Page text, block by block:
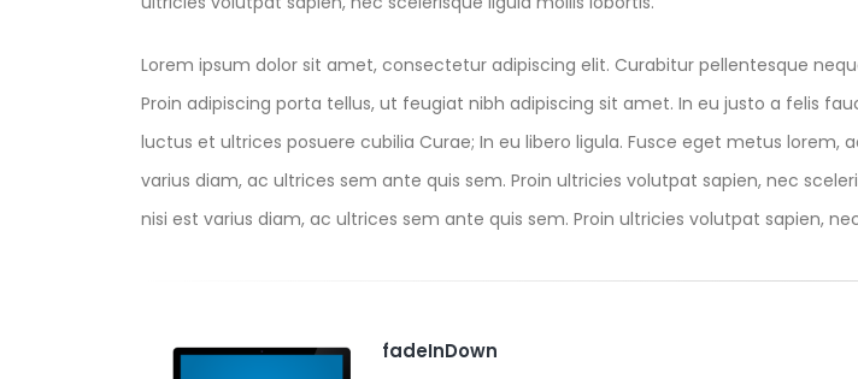
Lorem ipsum dolor sit amet, consectetur adipiscing elit. Curabitur pellentesque
Proin adipiscing porta tellus, ut feugiat nibh adipiscing sit amet. In eu justo a felis
luctus et ultrices posuere cubilia Curae; In eu libero ligula. Fusce eget metus lorem,
varius diam, ac ultrices sem ante quis sem. Proin ultricies volutpat sapien, nec
nisi est varius diam, ac ultrices sem ante quis sem. Proin ultricies volutpat sapien,
fadeInDown